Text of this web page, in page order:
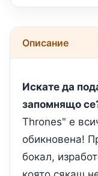
Описание
Искате да
запомнящо
Thrones" е
обикновена!
бокал,